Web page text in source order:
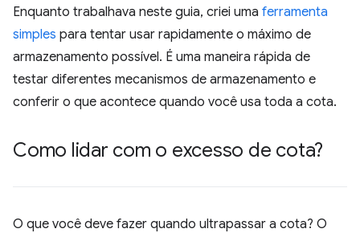
Enquanto trabalhava neste guia, criei uma ferramenta
simples para tentar usar rapidamente o máximo de
armazenamento possível. É uma maneira rápida de
testar diferentes mecanismos de armazenamento e
conferir o que acontece quando você usa toda a cota.
Como lidar com o excesso de cota?
O que você deve fazer quando ultrapassar a cota? O